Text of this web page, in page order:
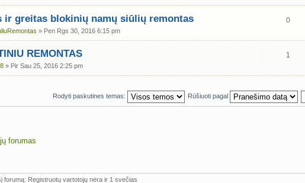
ir greitas blokinių namų siūlių remontas
» Pen Rgs 30, 2016 6:15 pm
0
REMONTAS
» Pir Sau 25, 2016 2:25 pm
1
Rodyti paskutines temas: Rūšiuoti pagal
forumas
forumą: Registruotų vartotojų nėra ir 1 svečias